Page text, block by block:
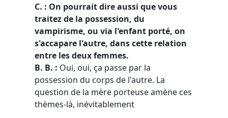
C. : On pourrait dire aussi que vous
traitez de la possession, du
vampirisme, ou via l'enfant porté, on
s'accapare l'autre, dans cette relation
entre les deux femmes.
B. B. : Oui, oui, ça passe par la
possession du corps de l'autre. La
question de la mère porteuse amène ces
thèmes-là, inévitablement